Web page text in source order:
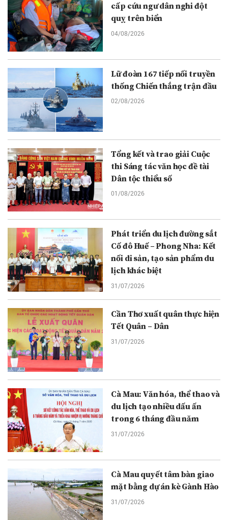
cấp cứu ngư dân nghi đột
quỵ trên biển
04/08/2026
Lữ đoàn 167 tiếp nối truyền
thống Chiến thắng trận đầu
02/08/2026
Tổng kết và trao giải Cuộc
thi Sáng tác văn học đề tài
Dân tộc thiểu số
01/08/2026
Phát triển du lịch đường sắt
Cố đô Huế – Phong Nha: Kết
nối di sản, tạo sản phẩm du
lịch khác biệt
31/07/2026
Cần Thơ xuất quân thực hiện
Tết Quân – Dân
31/07/2026
Cà Mau: Văn hóa, thể thao và
du lịch tạo nhiều dấu ấn
trong 6 tháng đầu năm
31/07/2026
Cà Mau quyết tâm bàn giao
mặt bằng dự án kè Gành Hào
31/07/2026